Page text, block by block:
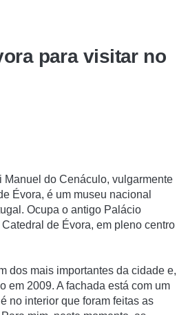
para visitar no
Manuel do Cenáculo, vulgarmente
Évora, é um museu nacional
Ocupa o antigo Palácio
de Évora, em pleno centro
dos mais importantes da cidade e,
em 2009. A fachada está com um
no interior que foram feitas as